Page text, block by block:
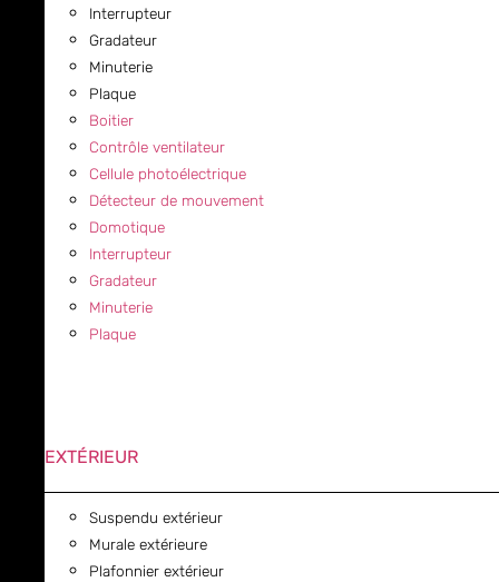
Interrupteur
Gradateur
Minuterie
Plaque
Boitier
Contrôle ventilateur
Cellule photoélectrique
Détecteur de mouvement
Domotique
Interrupteur
Gradateur
Minuterie
Plaque
EXTÉRIEUR
Suspendu extérieur
Murale extérieure
Plafonnier extérieur